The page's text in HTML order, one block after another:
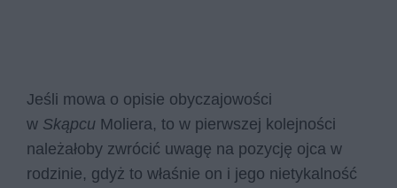
Jeśli mowa o opisie obyczajowości
w Skąpcu Moliera, to w pierwszej kolejności
należałoby zwrócić uwagę na pozycję ojca w
rodzinie, gdyż to właśnie on i jego nietykalność